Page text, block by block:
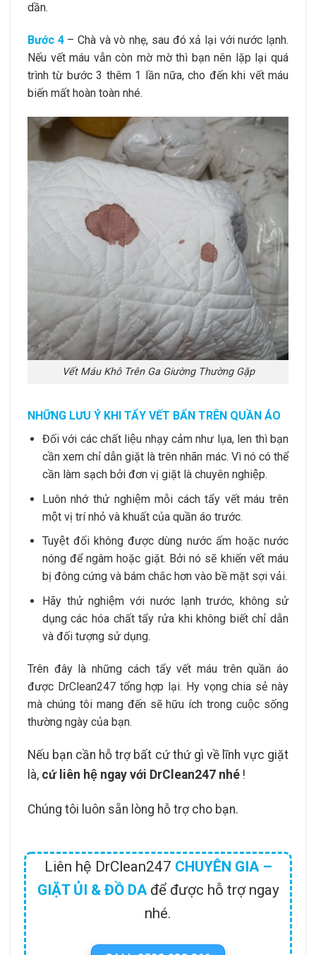
dần.
Bước 4– Chà và vò nhẹ, sau đó xả lại với nước lạnh.
Nếu vết máu vẫn còn mờ mờ thì bạn nên lặp lại quá
trình từ bước 3 thêm 1 lần nữa, cho đến khi vết máu
biến mất hoàn toàn nhé.
Vết Máu Khô Trên Ga Giường Thường Gặp
NHỮNG LƯU Ý KHI TẨY VẾT BẨN TRÊN QUẦN ÁO
Đối với các chất liệu nhạy cảm như lụa, len thì bạn
cần xem chỉ dẫn giặt là trên nhãn mác. Vì nó có thể
cần làm sạch bởi đơn vị giặt là chuyên nghiệp.
Luôn nhớ thử nghiệm mỗi cách tẩy vết máu trên
một vị trí nhỏ và khuất của quần áo trước.
Tuyệt đối không được dùng nước ấm hoặc nước
nóng để ngâm hoặc giặt. Bởi nó sẽ khiến vết máu
bị đông cứng và bám chắc hơn vào bề mặt sợi vải.
Hãy thử nghiệm với nước lạnh trước, không sử
dụng các hóa chất tẩy rửa khi không biết chỉ dẫn
và đối tượng sử dụng.
Trên đây là những cách tẩy vết máu trên quần áo
được DrClean247 tổng hợp lại. Hy vọng chia sẻ này
mà chúng tôi mang đến sẽ hữu ích trong cuộc sống
thường ngày của bạn.
Nếu bạn cần hỗ trợ bất cứ thứ gì về lĩnh vực giặt
là, cứ liên hệ ngay với DrClean247 nhé !
Chúng tôi luôn sẵn lòng hỗ trợ cho bạn.
Liên hệ DrClean247 CHUYÊN GIA –
GIẶT ỦI & ĐỒ DAđể được hỗ trợ ngay
nhé.